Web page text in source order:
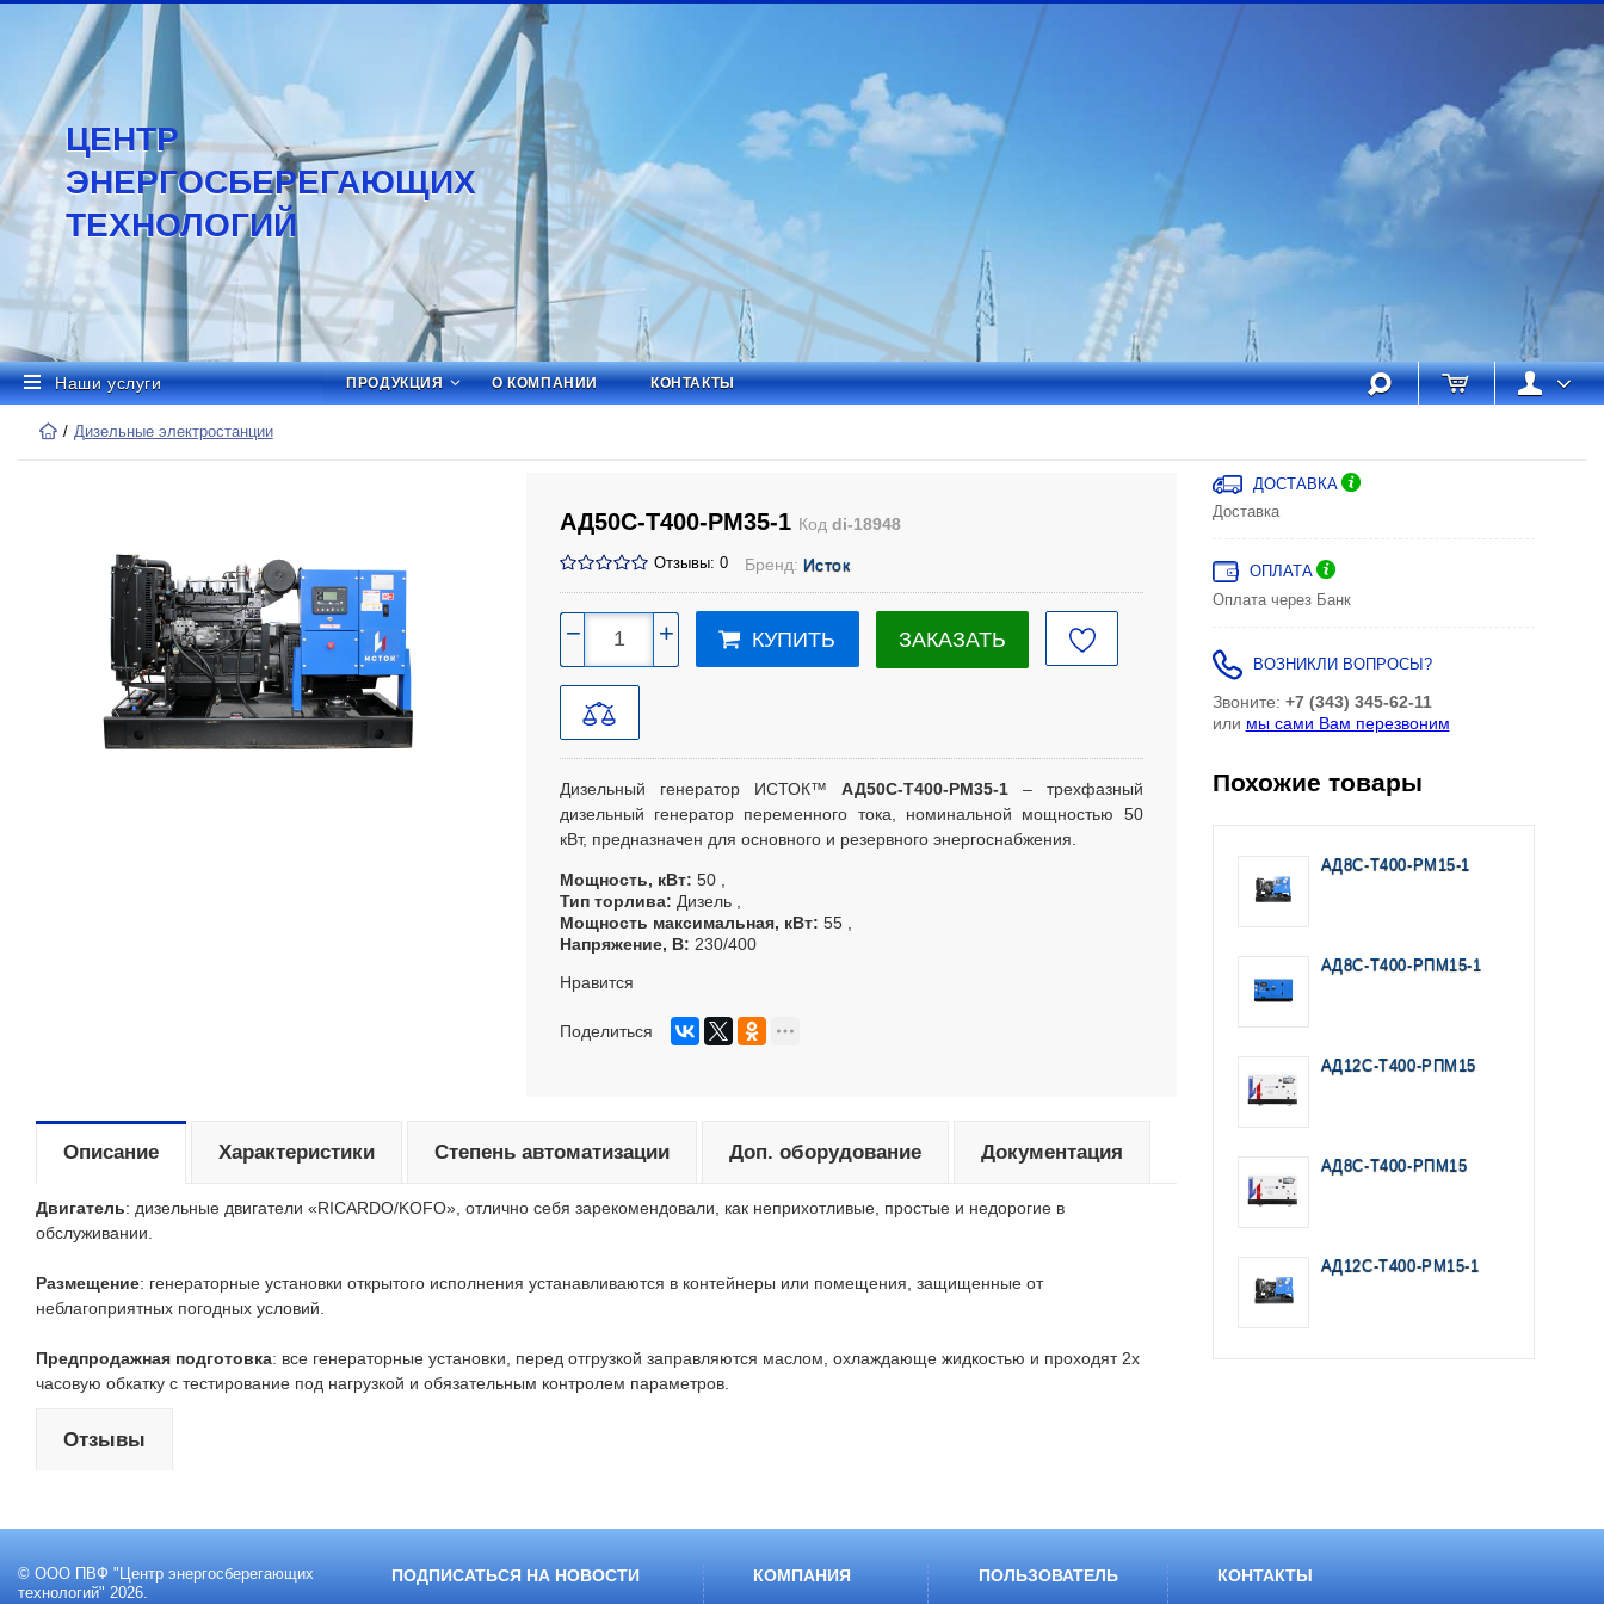
ЦЕНТР
ЭНЕРГОСБЕРЕГАЮЩИХ
ТЕХНОЛОГИЙ
Наши услуги ПРОДУКЦИЯ О КОМПАНИИ КОНТАКТЫ
Дизельные электростанции
АД50С-Т400-РМ35-1 Код di-18948
Отзывы: 0 Бренд: Исток
− + КУПИТЬ ЗАКАЗАТЬ
Дизельный генератор ИСТОК™ АД50С-Т400-РМ35-1– трехфазный
дизельный генератор переменного тока, номинальной мощностью 50
кВт, предназначен для основного и резервного энергоснабжения.
Мощность, кВт 50
Тип торлива
Дизель
Мощность максимальная, кВт 55
Напряжение, В
230/400
Нравится
Поделиться
Описание
Двигатель: дизельные двигатели «RICARDO/KOFO», отлично себя зарекомендовали, как неприхотливые, простые и недорогие в
обслуживании.
Размещение: генераторные установки открытого исполнения устанавливаются в контейнеры или помещения, защищенные от
неблагоприятных погодных условий.
Предпродажная подготовка: все генераторные установки, перед отгрузкой заправляются маслом, охлаждающе жидкостью и проходят 2х
часовую обкатку с тестирование под нагрузкой и обязательным контролем параметров.
Характеристики Степень автоматизации Доп. оборудование Документация
Отзывы
ДОСТАВКА
Доставка
ОПЛАТА
Оплата через Банк
ВОЗНИКЛИ ВОПРОСЫ?
Звоните: +7 (343) 345-62-11
или мы сами Вам перезвоним
Похожие товары
АД8С-Т400-РМ15-1
АД8С-Т400-РПМ15-1
АД12С-Т400-РПМ15
АД8С-Т400-РПМ15
АД12С-Т400-РМ15-1
© ООО ПВФ "Центр энергосберегающих
технологий" 2026.
ПОДПИСАТЬСЯ НА НОВОСТИ КОМПАНИЯ ПОЛЬЗОВАТЕЛЬ КОНТАКТЫ